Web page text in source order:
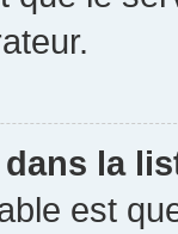
dans la
est